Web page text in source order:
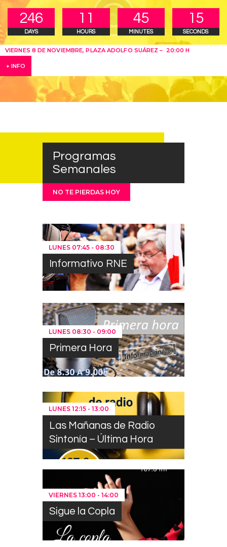
246
DAYS
1 1
HOURS
45
MINUTES
15
SECONDS
VIERNES 8 DE NOVIEMBRE, PLAZA ADOLFO SUÁREZ – 20:00 H
+ INFO
Programas
Semanales
NO TE PIERDAS HOY
LUNES 07:45 - 08:30
Informativo RNE
LUNES 08:30 - 09:00
Primera Hora
LUNES 12:15 - 13:00
Las Mañanas de Radio
Sintonía – Última Hora
VIERNES 13:00 - 14:00
Sigue la Copla